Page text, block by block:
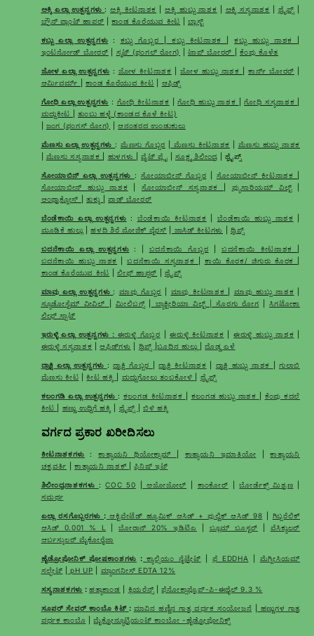
ಅಕ್ಕಿ ಎಲ್ಲಾ ಉತ್ಪನ್ನಗಳು :ಅಕ್ಕಿ ಕೀಟನಾಶಕ |ಅಕ್ಕಿ ಹುಬ್ಬು ನಾಶಕ ಅಕ್ಕಿ ಸಸ್ಯನಾಶಕ ಥ್ರೈಪ್ಸ್
ಬ್ರೌನ್ ಪ್ಲಾಂಟ್ ಹಾಪರ್ |ಕಾಂಡ ಕೊರೆಯುವ ಕೀಟ |ಬ್ಲಾಸ್ಟ್
ಕಬ್ಬು ಎಲ್ಲಾ ಉತ್ಪನ್ನಗಳು : ಕಬ್ಬು ಗೊಬ್ಬರ ಕಬ್ಬು ಕೀಟನಾಶಕ |ಕಬ್ಬು ಹುಬ್ಬು ನಾಶಕ
ಇಂಟರ್ನೋಡ್ ಬೋರರ್
ಸ್ಮಟ್ (ಫಂಗಲ್ ರೋಗ) |ಟಾಪ್ ಬೋರರ್ ಕೆಂಪು ಕೊಳೆತ
ಜೋಳ ಎಲ್ಲಾ ಉತ್ಪನ್ನಗಳು : ಜೋಳ ಕೀಟನಾಶಕ |ಜೋಳ ಹುಬ್ಬು ನಾಶಕ |ಕಾರ್ನ್ ಬೋರರ್
ಆರ್ಮಿವರ್ಮ್
|ಕಾಂಡ ಕೊರೆಯುವ ಕೀಟ ಆಫಿಡ್ಸ್
ಗೋಧಿ ಎಲ್ಲಾ ಉತ್ಪನ್ನಗಳು : ಗೋಧಿ ಕೀಟನಾಶಕ |ಗೋಧಿ ಹುಬ್ಬು ನಾಶಕ |ಗೋಧಿ ಸಸ್ಯನಾಶಕ
ಮದ್ದುಕೀಟ
|ತುಂಬು ಹಳ್ಳೆ (ಕಾಂಡದ ಕೊಳೆ ಕೀಟ)
ಜಂಗ (ಫಂಗಸ್ ರೋಗ) |ಆನಂತರದ ಉಂಡುಕುಲು
ಮೆಣಸು ಎಲ್ಲಾ ಉತ್ಪನ್ನಗಳು : ಮೆಣಸು ಗೊಬ್ಬರ ಮೆಣಸು ಕೀಟನಾಶಕ
ಮೆಣಸು ಹುಬ್ಬು ನಾಶಕ
ಮೆಣಸು ಸಸ್ಯನಾಶಕ ಹುಳಗಳು |ವೈಟ್ ಫ್ಲೈ |ಸೂಕ್ಷ್ಮ ಶಿಲೀಂಧ್ರ | ಥ್ರೈಪ್ಸ್
ಸೋಯಾಬಿನ್ ಎಲ್ಲಾ ಉತ್ಪನ್ನಗಳು : ಸೋಯಾಬೀನ್ ಗೊಬ್ಬರ |ಸೋಯಾಬೀನ್ ಕೀಟನಾಶಕ
ಸೋಯಾಬೀನ್ ಹುಬ್ಬು ನಾಶಕ |ಸೋಯಾಬೀನ್ ಸಸ್ಯನಾಶಕ ಫ್ಯುಸಾರಿಯಮ್ ವಿಲ್ಟ್
ಆಂಥ್ರಾಕ್ನೋಸ್
|ತುಕ್ಕು |ಪಾಡ್ ಬೋರರ್
ಬೆಂಡೆಕಾಯಿ ಎಲ್ಲಾ ಉತ್ಪನ್ನಗಳು : ಬೆಂಡೆಕಾಯಿ ಕೀಟನಾಶಕ ಬೆಂಡೆಕಾಯಿ ಹುಬ್ಬು ನಾಶಕ
ಮೂಡಿಕೆ ಹುಲ್ಲು |ಹಳದಿ ಶಿರೆ ಮೋಜಿಕ್ ವೈರಸ್ ಜಾಸಿಡ್ ಕೀಟಗಳು ಥ್ರಿಪ್ಸ್
ಬದನೆಕಾಯಿ ಎಲ್ಲಾ ಉತ್ಪನ್ನಗಳು : | ಬದನೆಕಾಯಿ ಗೊಬ್ಬರ ಬದನೆಕಾಯಿ ಕೀಟನಾಶಕ
ಬದನೆಕಾಯಿ ಹುಬ್ಬು ನಾಶಕ |ಬದನೆಕಾಯಿ ಸಸ್ಯನಾಶಕ ಕಾಯಿ ಕೊರಕ/ ಚಿಗುರು ಕೊರಕ
ಕಾಂಡ ಕೊರೆಯುವ ಕೀಟ |ಲೀಫ್ ಹಾಪ್ಪರ್ |ಥ್ರೈಪ್ಸ್
ಮಾವು ಎಲ್ಲಾ ಉತ್ಪನ್ನಗಳು : ಮಾವು ಗೊಬ್ಬರ ಮಾವು ಕೀಟನಾಶಕ ಮಾವು ಹುಬ್ಬು ನಾಶಕ
ಸ್ಯೂಡೋಸ್ಟೆಮ್ ವೀವಿಲ್
ಮೀಲಿಬಗ್ಸ್ ಬ್ಯಾಕ್ಟೀರಿಯಾ ವಿಲ್ಟ್ | ಸೊರಗು ರೋಗ |ಸಿಗಟೋಕಾ
ಲೀಫ್ ಸ್ಪಾಟ್
ಇರುಳ್ಳಿ ಎಲ್ಲಾ ಉತ್ಪನ್ನಗಳು : ಈರುಳ್ಳಿ ಗೊಬ್ಬರ |ಈರುಳ್ಳಿ ಕೀಟನಾಶಕ |ಈರುಳ್ಳಿ ಹುಬ್ಬು ನಾಶಕ
ಈರುಳ್ಳಿ ಸಸ್ಯನಾಶಕ |ಆಫಿಡ್‌ಗಳು ಥ್ರಿಪ್ಸ್ |ಬೂದಿನ ಹುಲ್ಲು |ದೊಡ್ಡ ಎಳೆ
ದ್ರಾಕ್ಷಿ ಎಲ್ಲಾ ಉತ್ಪನ್ನಗಳು :ದ್ರಾಕ್ಷಿ ಗೊಬ್ಬರ |ದ್ರಾಕ್ಷಿ ಕೀಟನಾಶಕ ದ್ರಾಕ್ಷಿ ಹುಬ್ಬು ನಾಶಕ |ಗುಲಾಬಿ
ಮೆಣಸು ಕೀಟ |ಕೀಟ ಹಕ್ಕಿ ಮದ್ದುಗೋಲು ತಂಬಕೋಳಿ ಥ್ರೈಪ್ಸ್
ಕಲಂಗಡಿ ಎಲ್ಲಾ ಉತ್ಪನ್ನಗಳು : ಕಲಂಗಡ ಕೀಟನಾಶಕ ಕಲಂಗಡ ಹುಬ್ಬು ನಾಶಕ
ಕೆಂಪು ಕದಲೆ
ಕೀಟ
ಹಣ್ಣು ಉದ್ದಿಗೆ ಹಕ್ಕಿ ಥ್ರೈಪ್ಸ್ |ಬಿಳಿ ಹಕ್ಕಿ
ವರ್ಗದ ಪ್ರಕಾರ ಖರೀದಿಸಲು
ಕೀಟನಾಶಕಗಳು :ಕಾತ್ಯಾಯನಿ ಥಿಯೋಕ್ಸಾಮ್ ಕಾತ್ಯಾಯನಿ ಇಮಾತಿಯೋ |ಕಾತ್ಯಾಯನಿ
ಚಕ್ರವರ್ತಿ |ಕಾತ್ಯಾಯನಿ ನಾಶಕ್ |ಫಿನಿಷ್ ಇಟ್
ಶಿಲೀಂಧ್ರನಾಶಕಗಳು :COC 50 ಅಜೋಜೋಲ್ ಕಾಂಕೋರ್ |ಬೋರ್ಡೆಕ್ಸ್ ಮಿಶ್ರಣ
ಸಮರ್ಥ
ಎಲ್ಲಾ ರಸಗೊಬ್ಬರಗಳು : ಆಕ್ಟಿವೇಟೆಡ್ ಹ್ಯೂಮಿಕ್ ಆಸಿಡ್ + ಫುಲ್ವಿಕ್ ಆಸಿಡ್ 98
ಗಿಬ್ಬರೆಲಿಕ್
ಆಸಿಡ್ 0.001 % L
|ಬೋರಾನ್ 20% ಇಡಿಟಿಎ ಬ್ಲೂಮ್ ಬೂಸ್ಟರ್
ವೆಸಿಕ್ಯುಲರ್
ಆರ್ಬಸ್ಕುಲರ್ ಮೈಕೋರೈಜಾ
ಹೈಡ್ರೋಪೋನಿಕ್ ಪೋಷಕಾಂಶಗಳು : ಕ್ಯಾಲ್ಸಿಯಂ ನೈಟ್ರೇಟ್ |ಫೆ EDDHA
ಮೆಗ್ನೀಸಿಯಮ್
ಸಲ್ಫೇಟ್
pH UP ಮ್ಯಾಂಗನೀಸ್ EDTA 12%
ಸಸ್ಯನಾಶಕಗಳು :ಹತ್ಯಾಕಾಂಡ ಕ್ಲಿಯರೆನ್ಸ್ |ಫೆನೋಕ್ಸಾಪ್ರೊಪ್-ಪಿ-ಈಥೈಲ್ 9.3 %
ಸೂಪರ್ ಸೇವರ್ ಕಾಂಬೊ ಕಿಟ್ : ಮಾವಿನ ಹಣ್ಣಿನ ಗಾತ್ರ ವರ್ಧಕ ಸಂಯೋಜನೆ
ಹಣ್ಣುಗಳ ಗಾತ್ರ
ವರ್ಧಕ ಕಾಂಬೊ |ಮೈಕ್ರೋನ್ಯೂಟ್ರಿಯಂಟ್ ಕಾಂಬೋ -ಹೈಡ್ರೋಪೋನಿಕ್ಸ್